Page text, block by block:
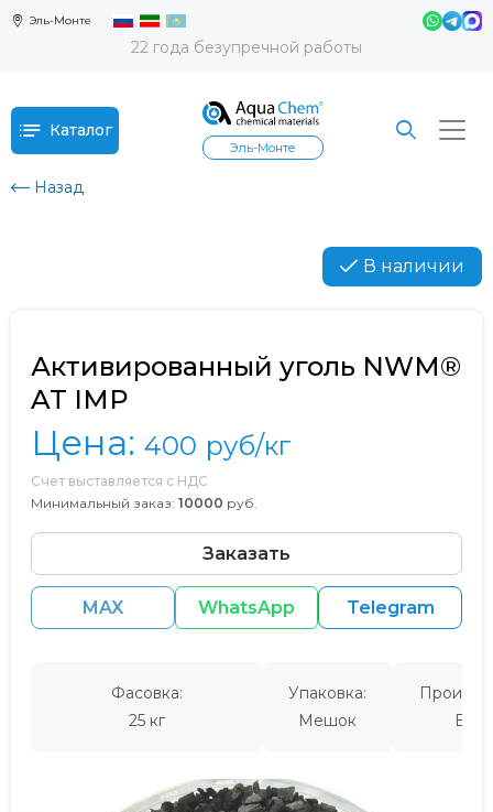
Эль-Монте
22 года безупречной работы
Каталог
Эль-Монте
Назад
В наличии
Активированный уголь NWM®
AT IMP
Цена: 400 руб/кг
Счет выставляется с НДС
Минимальный заказ: 10000 руб.
Заказать
MAX WhatsApp Telegram
Фасовка:
25 кг
Упаковка:
Мешок